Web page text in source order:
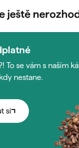
ještě
To se vám s naším
nestane.
si